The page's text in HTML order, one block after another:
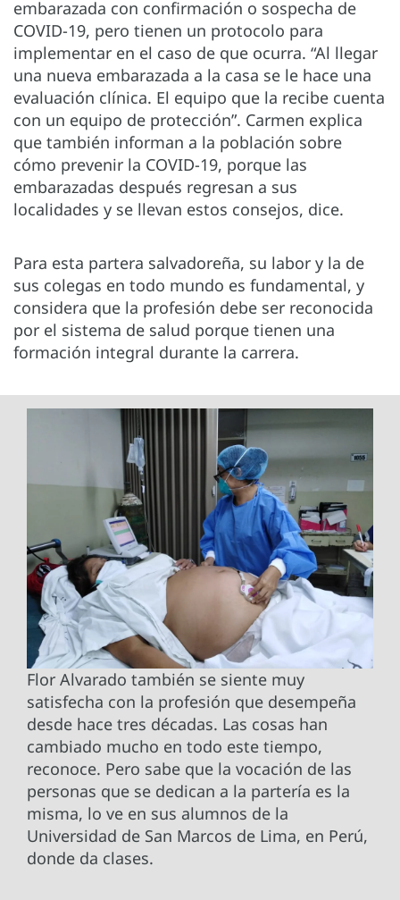
embarazada con confirmación o sospecha de
COVID-19, pero tienen un protocolo para
implementar en el caso de que ocurra. “Al llegar
una nueva embarazada a la casa se le hace una
evaluación clínica. El equipo que la recibe cuenta
con un equipo de protección”. Carmen explica
que también informan a la población sobre
cómo prevenir la COVID-19, porque las
embarazadas después regresan a sus
localidades y se llevan estos consejos, dice.
Para esta partera salvadoreña, su labor y la de
sus colegas en todo mundo es fundamental, y
considera que la profesión debe ser reconocida
por el sistema de salud porque tienen una
formación integral durante la carrera.
Flor Alvarado también se siente muy
satisfecha con la profesión que desempeña
desde hace tres décadas. Las cosas han
cambiado mucho en todo este tiempo,
reconoce. Pero sabe que la vocación de las
personas que se dedican a la partería es la
misma, lo ve en sus alumnos de la
Universidad de San Marcos de Lima, en Perú,
donde da clases.